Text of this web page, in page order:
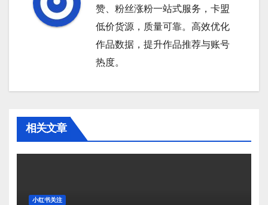
赞、粉丝涨粉一站式服务，卡盟
低价货源，质量可靠。高效优化
作品数据，提升作品推荐与账号
热度。
相关文章
小红书关注